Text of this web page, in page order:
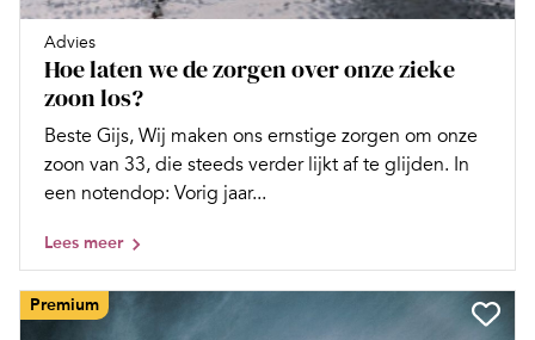
Advies
Hoe laten we de zorgen over onze zieke
zoon los?
Beste Gijs, Wij maken ons ernstige zorgen om onze
zoon van 33, die steeds verder lijkt af te glijden. In
een notendop: Vorig jaar...
Lees meer
Premium